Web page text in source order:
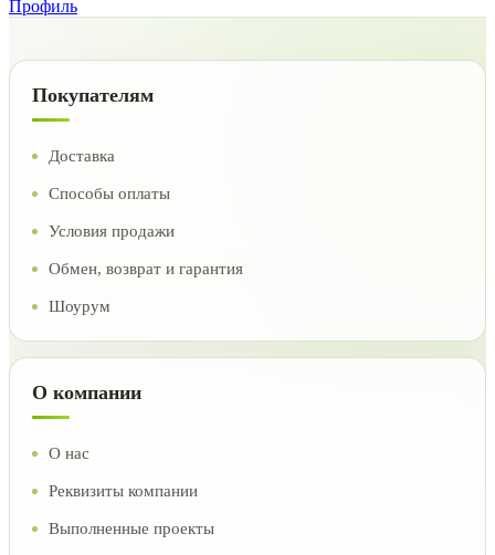
Профиль
Покупателям
Доставка
Способы оплаты
Условия продажи
Обмен, возврат и гарантия
Шоурум
О компании
О нас
Реквизиты компании
Выполненные проекты